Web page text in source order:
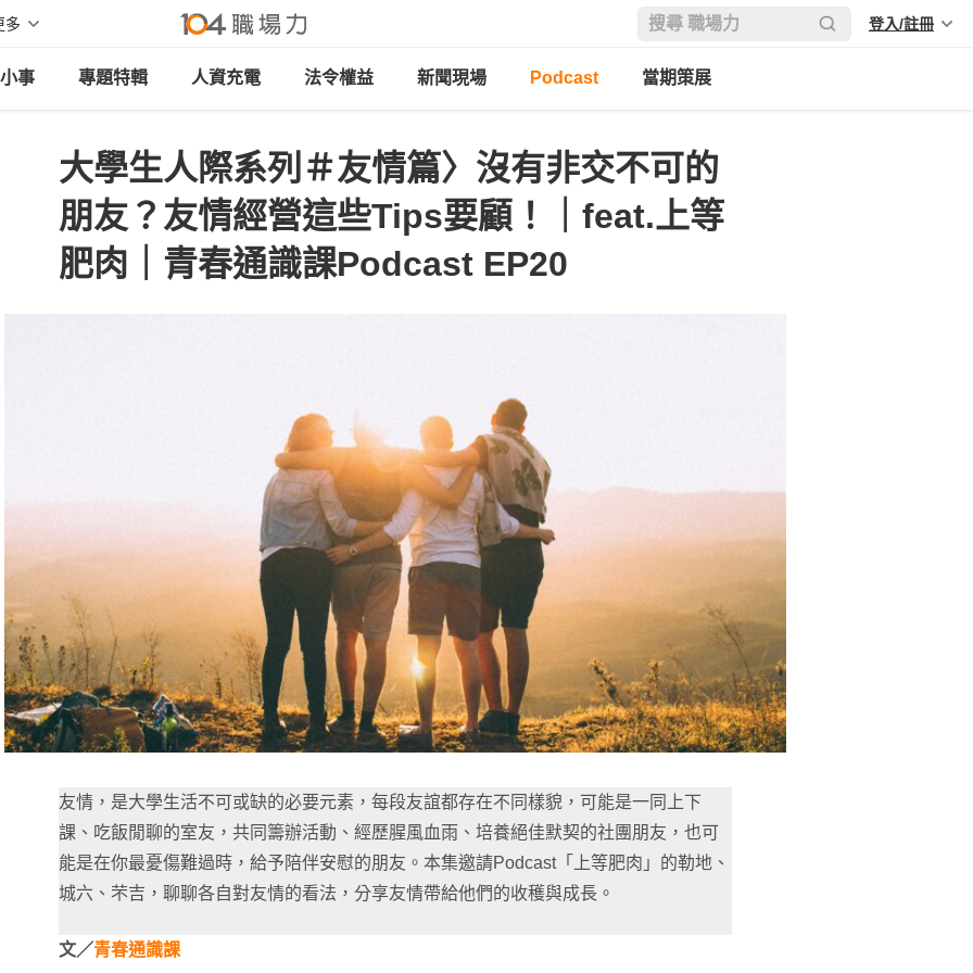
多 登入/註冊
事 專題特輯 人資充電 法令權益 新聞現場 Podcast 當期策展
大學生人際系列＃友情篇〉沒有非交不可的
朋友？友情經營這些Tips要顧！｜feat.上等
肥肉｜青春通識課Podcast EP20
友情，是大學生活不可或缺的必要元素，每段友誼都存在不同樣貌，可能是一同上下
課、吃飯閒聊的室友，共同籌辦活動、經歷腥風血雨、培養絕佳默契的社團朋友，也可
能是在你最憂傷難過時，給予陪伴安慰的朋友。本集邀請Podcast「上等肥肉」的勒地、
城六、芣吉，聊聊各自對友情的看法，分享友情帶給他們的收穫與成長。
文／青春通識課